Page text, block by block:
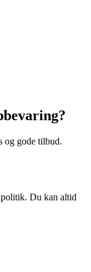
og gode tilbud.
Du kan altid